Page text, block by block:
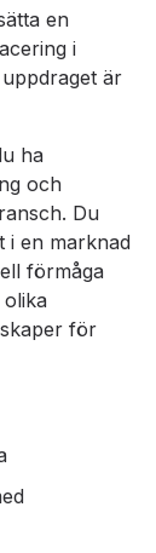
en
i
är
ha
och
Du
i en marknad
förmåga
för